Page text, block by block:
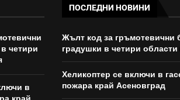
четири
в
край
ПОСЛЕДНИ НОВИНИ
Жълт код за гръмотевични
градушки в четири области
Хеликоптер се включи в
пожара край Асеновград